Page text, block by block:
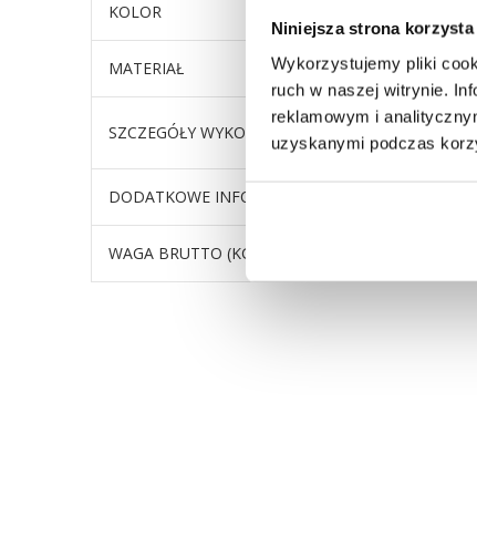
Niniejsza strona
Wykorzystujemy pliki
ruch w naszej witrynie.
reklamowym i
uzyskanymi podczas
KOLOR
MATERIAŁ
SZCZEGÓŁY WYKOŃCZENIA
DODATKOWE INFORMACJE
WAGA BRUTTO (KG)